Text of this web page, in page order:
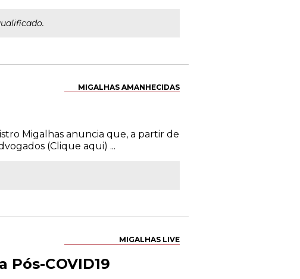
MIGALHAS AMANHECIDAS
Migalhas anuncia que, a partir de
(Clique aqui) ...
MIGALHAS LIVE
COVID19